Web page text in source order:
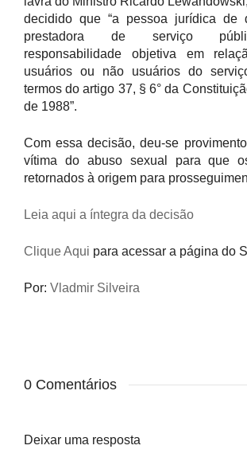
decidido que “a pessoa jurídica de
prestadora de serviço
responsabilidade objetiva em
usuários ou não usuários do
termos do artigo 37, § 6° da
de 1988”.
Com essa decisão, deu-se
vítima do abuso sexual para que
retornados à origem para
Leia aqui a íntegra da decisão
Clique Aqui para acessar a página do
Por: Vladmir Silveira
0 Comentários
Deixar uma resposta